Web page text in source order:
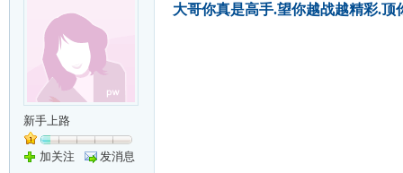
新手上路
加关注 发消息
大哥你真是高手.望你越战越精彩.顶